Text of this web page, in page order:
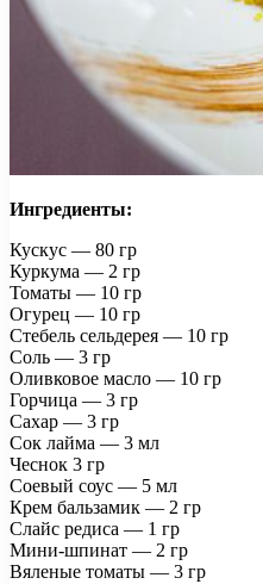
Ингредиенты:
Кускус — 80 гр
Куркума — 2 гр
Томаты — 10 гр
Огурец — 10 гр
Стебель сельдерея — 10 гр
Соль — 3 гр
Оливковое масло — 10 гр
Горчица — 3 гр
Сахар — 3 гр
Сок лайма — 3 мл
Чеснок 3 гр
Соевый соус — 5 мл
Крем бальзамик — 2 гр
Слайс редиса — 1 гр
Мини-шпинат — 2 гр
Вяленые томаты — 3 гр